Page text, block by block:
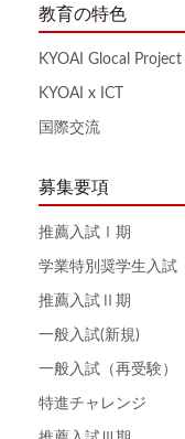
教育の特色
KYOAI Glocal Project
KYOAI x ICT
国際交流
募集要項
推薦入試Ⅰ期
学業特別奨学生入試
推薦入試Ⅱ期
一般入試(新規)
一般入試（再受験）
特進チャレンジ